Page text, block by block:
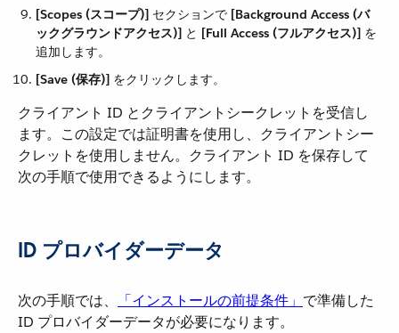
[Scopes (スコープ)] ​ セクションで ​ [Background Access (バ
ックグラウンドアクセス)] ​ と ​ [Full Access (フルアクセス)] ​ を
追加します。
[Save (保存)] ​ をクリックします。
クライアント ID とクライアントシークレットを受信し
ます。この設定では証明書を使用し、クライアントシー
クレットを使用しません。クライアント ID を保存して
次の手順で使用できるようにします。
ID プロバイダーデータ
次の手順では、​ 「インストールの前提条件」 ​で準備した
ID プロバイダーデータが必要になります。